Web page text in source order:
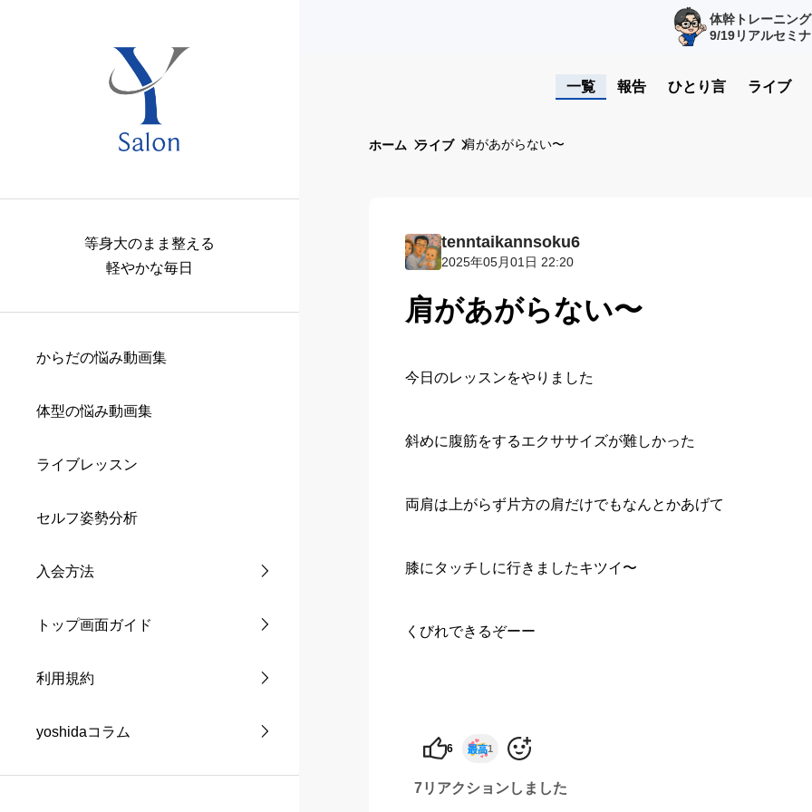
等身大のまま整える
軽やかな毎日
からだの悩み動画集
体型の悩み動画集
ライブレッスン
セルフ姿勢分析
入会方法
トップ画面ガイド
利用規約
yoshidaコラム
体幹トレーニン
9/19リアルセミ
一覧 報告 ひとり言 ライブ
ホーム ライブ 肩があがらない〜
tenntaikannsoku6
2025年05月01日 22:20
肩があがらない〜
今日のレッスンをやりました
斜めに腹筋をするエクササイズが難しかった
両肩は上がらず片方の肩だけでもなんとかあげて
膝にタッチしに行きましたキツイ〜
くびれできるぞーー
6 1
7リアクションしました